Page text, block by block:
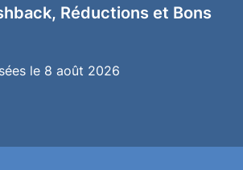
Réductions et Bons
le 8 août 2026